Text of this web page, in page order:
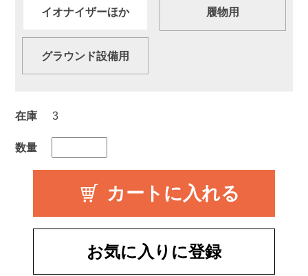
イオナイザーほか 履物用
グラウンド設備用
在庫 3
数量
お気に入りに登録